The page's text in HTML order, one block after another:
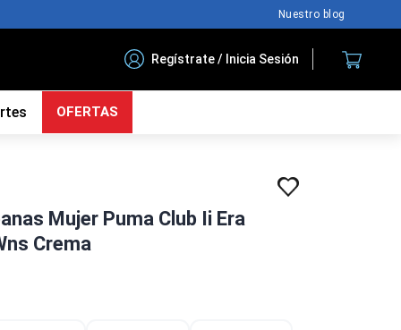
Nuestro blog
Regístrate / Inicia Sesión
OFERTAS
Mujer Puma Club Ii Era
Crema